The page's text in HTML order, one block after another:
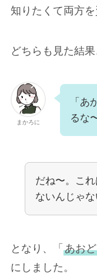
知りたくて両方を
どちらも見た結果
まかろに
「あ
るな
だね〜。こ
ないんじゃな
となり、「 あお
にしました。